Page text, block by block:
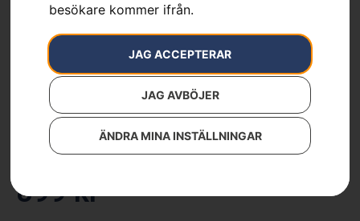
besökare kommer ifrån.
JAG ACCEPTERAR
JAG AVBÖJER
ÄNDRA MINA INSTÄLLNINGAR
Liten klyvyxa
Artikelnummer:
899kr